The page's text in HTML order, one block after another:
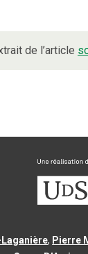
de l’article
, Pierre